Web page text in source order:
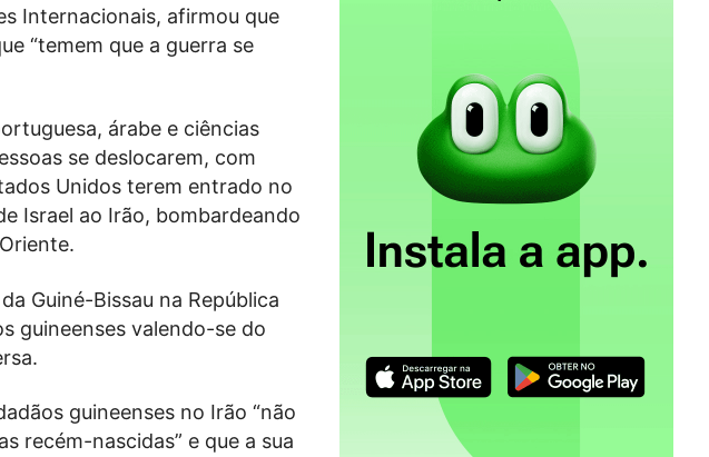
Internacionais, afirmou que
“temem que a guerra se
árabe e ciências
se deslocarem, com
Unidos terem entrado no
Israel ao Irão, bombardeando
Guiné-Bissau na República
guineenses valendo-se do
guineenses no Irão “não
recém-nascidas” e que a sua